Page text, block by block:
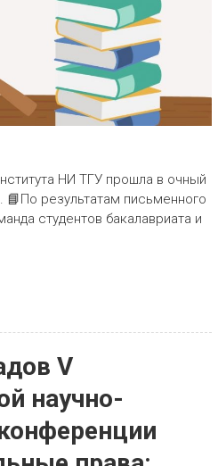
НИ ТГУ прошла в очный
📘По результатам письменного
студентов бакалавриата и
V
научно-